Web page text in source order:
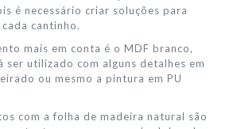
é necessário criar soluções para
cantinho.
mais em conta é o MDF branco,
ser utilizado com alguns detalhes em
ou mesmo a pintura em PU
com a folha de madeira natural são